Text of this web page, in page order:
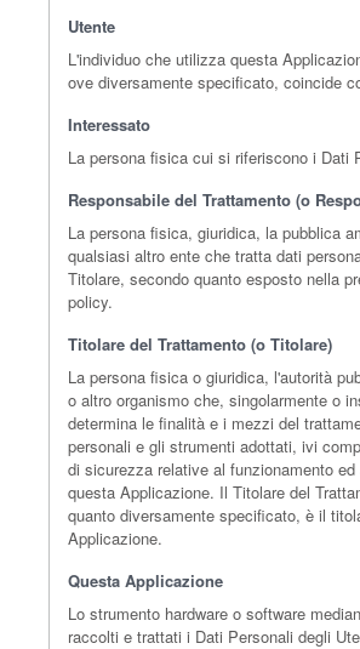
Utente
L'individuo che utilizza questa
ove diversamente specificato, coincide
Interessato
La persona fisica cui si riferiscono i Dati
Responsabile del Trattamento (o
La persona fisica, giuridica, la pubblica
qualsiasi altro ente che tratta dati
Titolare, secondo quanto esposto nella
policy.
Titolare del Trattamento (o Titolare)
La persona fisica o giuridica, l'autorità
o altro organismo che, singolarmente o
determina le finalità e i mezzi del
personali e gli strumenti adottati, ivi
di sicurezza relative al funzionamento
questa Applicazione. Il Titolare del
quanto diversamente specificato, è il
Applicazione.
Questa Applicazione
Lo strumento hardware o software
raccolti e trattati i Dati Personali degli